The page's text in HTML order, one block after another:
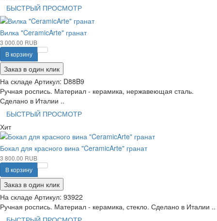
БЫСТРЫЙ ПРОСМОТР
Вилка "CeramicArte" гранат
3 000.00 RUB
В корзину
Заказ в один клик
На складе Артикул: D88B9
Ручная роспись. Материал - керамика, нержавеющая сталь.
Сделано в Италии ..
БЫСТРЫЙ ПРОСМОТР
Хит
Бокал для красного вина "CeramicArte" гранат
3 800.00 RUB
В корзину
Заказ в один клик
На складе Артикул: 93922
Ручная роспись. Материал - керамика, стекло. Сделано в Италии ..